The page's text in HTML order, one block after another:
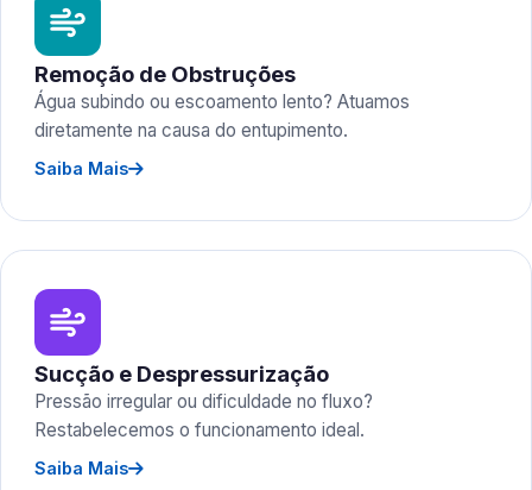
Remoção de Obstruções
Água subindo ou escoamento lento? Atuamos
diretamente na causa do entupimento.
Saiba Mais
Sucção e Despressurização
Pressão irregular ou dificuldade no fluxo?
Restabelecemos o funcionamento ideal.
Saiba Mais